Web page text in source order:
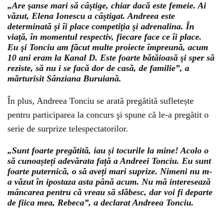
„Are şanse mari să câştige, chiar dacă este femeie. Ai
văzut, Elena Ionescu a câştigat. Andreea este
determinată şi îi place competiţia şi adrenalina. În
viaţă, în momentul respectiv, fiecare face ce îi place.
Eu şi Tonciu am făcut multe proiecte împreună, acum
10 ani eram la Kanal D. Este foarte bătăioasă şi sper să
reziste, să nu i se facă dor de casă, de familie”, a
mărturisit Sânziana Buruiană.
În plus, Andreea Tonciu se arată pregătită sufletește
pentru participarea la concurs şi spune că le-a pregătit o
serie de surprize telespectatorilor.
„Sunt foarte pregătită, iau și tocurile la mine! Acolo o
să cunoașteți adevărata față a Andreei Tonciu. Eu sunt
foarte puternică, o să aveți mari suprize. Nimeni nu m-
a văzut în ipostaza asta până acum. Nu mă interesează
mâncarea pentru că vreau să slăbesc, dar voi fi departe
de fiica mea, Rebeca”, a declarat Andreea Tonciu.